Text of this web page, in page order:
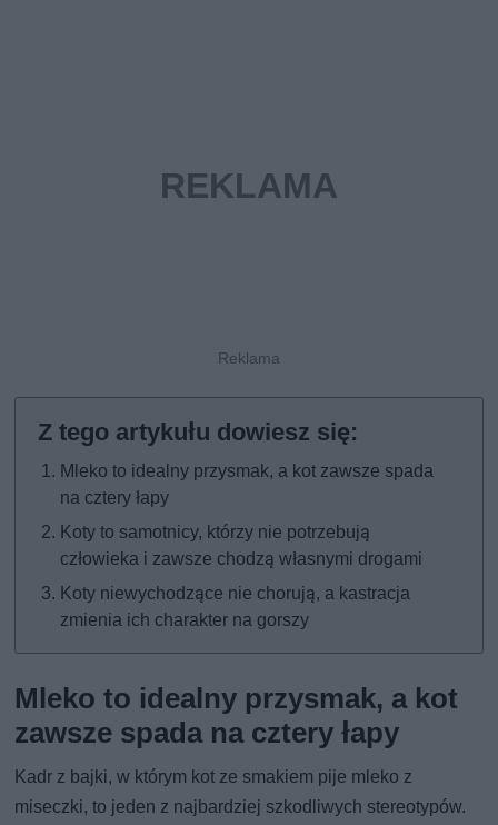
Mleko to idealny przysmak, a kot zawsze spada
na cztery łapy
Koty to samotnicy, którzy nie potrzebują
człowieka i zawsze chodzą własnymi drogami
Koty niewychodzące nie chorują, a kastracja
zmienia ich charakter na gorszy
Mleko to idealny przysmak, a kot
zawsze spada na cztery łapy
Kadr z bajki, w którym kot ze smakiem pije mleko z
miseczki, to jeden z najbardziej szkodliwych stereotypów.